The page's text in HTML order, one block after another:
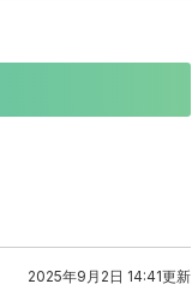
2025年9月2日 14:41更新